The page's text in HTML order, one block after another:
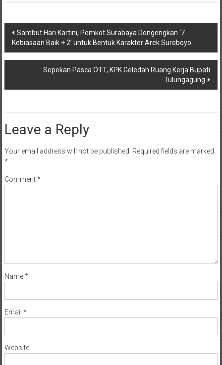
Post
navigation
Sambut Hari Kartini, Pemkot Surabaya Dongengkan ‘7
Kebiasaan Baik + 2’ untuk Bentuk Karakter Arek Suroboyo
Sepekan Pasca OTT, KPK Geledah Ruang Kerja Bupati
Tulungagung
Leave a Reply
Your email address will not be published. Required fields are marked
*
Comment*
Name*
Email *
Website